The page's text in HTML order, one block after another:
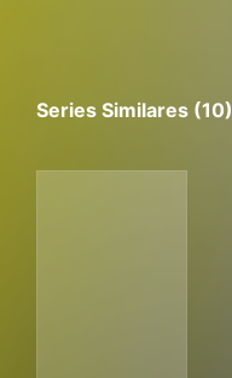
Series Similares (10)